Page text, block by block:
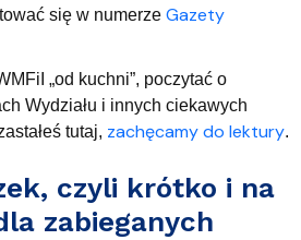
się w numerze Gazety
„od kuchni”, poczytać o
Wydziału i innych ciekawych
tutaj, zachęcamy do lektury.
czyli krótko i na
zabieganych